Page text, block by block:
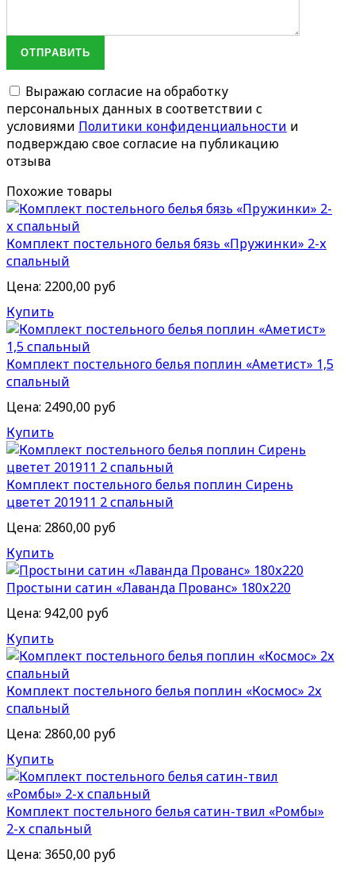
ОТПРАВИТЬ
Выражаю согласие на обработку
персональных данных в соответствии с
условиями Политики конфиденциальности и
подверждаю свое согласие на публикацию
отзыва
Похожие товары
Комплект постельного белья бязь «Пружинки» 2-х
спальный
Цена: 2200,00 руб
Купить
Комплект постельного белья поплин «Аметист» 1,5
спальный
Цена: 2490,00 руб
Купить
Комплект постельного белья поплин Сирень
цветет 201911 2 спальный
Цена: 2860,00 руб
Купить
Простыни сатин «Лаванда Прованс» 180х220
Цена: 942,00 руб
Купить
Комплект постельного белья поплин «Космос» 2х
спальный
Цена: 2860,00 руб
Купить
Комплект постельного белья сатин-твил «Ромбы»
2-х спальный
Цена: 3650,00 руб